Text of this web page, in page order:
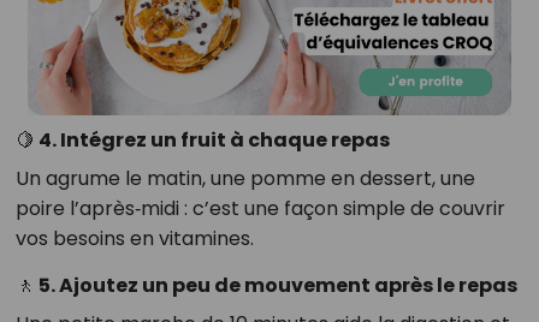
🍋 4. Intégrez un fruit à chaque repas
Un agrume le matin, une pomme en dessert, une
poire l’après‑midi : c’est une façon simple de couvrir
vos besoins en vitamines.
🚶 5. Ajoutez un peu de mouvement après le repas